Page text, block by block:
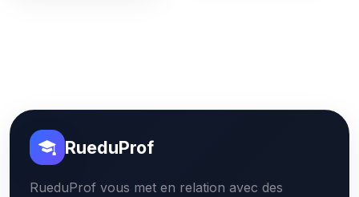
RueduProf
RueduProf vous met en relation avec des